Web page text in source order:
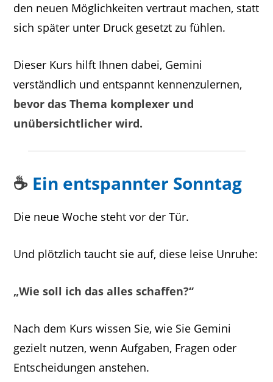
den neuen Möglichkeiten vertraut machen, statt
sich später unter Druck gesetzt zu fühlen.
Dieser Kurs hilft Ihnen dabei, Gemini
verständlich und entspannt kennenzulernen,
bevor das Thema komplexer und
unübersichtlicher wird.
☕ Ein entspannter Sonntag
Die neue Woche steht vor der Tür.
Und plötzlich taucht sie auf, diese leise Unruhe:
„Wie soll ich das alles schaffen?“
Nach dem Kurs wissen Sie, wie Sie Gemini
gezielt nutzen, wenn Aufgaben, Fragen oder
Entscheidungen anstehen.